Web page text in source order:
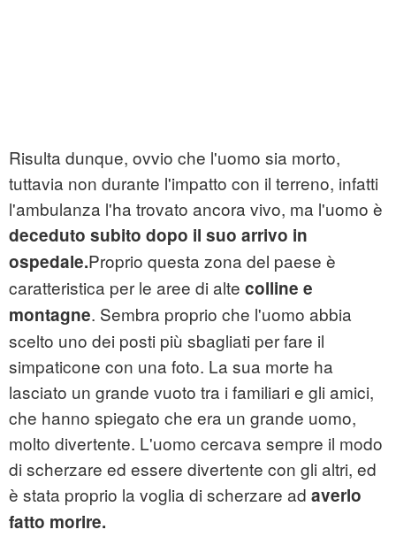
Risulta dunque, ovvio che l'uomo sia morto,
tuttavia non durante l'impatto con il terreno, infatti
l'ambulanza l'ha trovato ancora vivo, ma l'uomo è
deceduto subito dopo il suo arrivo in
ospedale.Proprio questa zona del paese è
caratteristica per le aree di alte colline e
montagne. Sembra proprio che l'uomo abbia
scelto uno dei posti più sbagliati per fare il
simpaticone con una foto. La sua morte ha
lasciato un grande vuoto tra i familiari e gli amici,
che hanno spiegato che era un grande uomo,
molto divertente. L'uomo cercava sempre il modo
di scherzare ed essere divertente con gli altri, ed
è stata proprio la voglia di scherzare ad averlo
fatto morire.